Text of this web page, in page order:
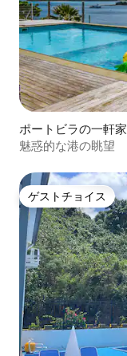
ポートビラの一軒家
魅惑的な港の眺望
ゲストチョイス
ゲストチョイス